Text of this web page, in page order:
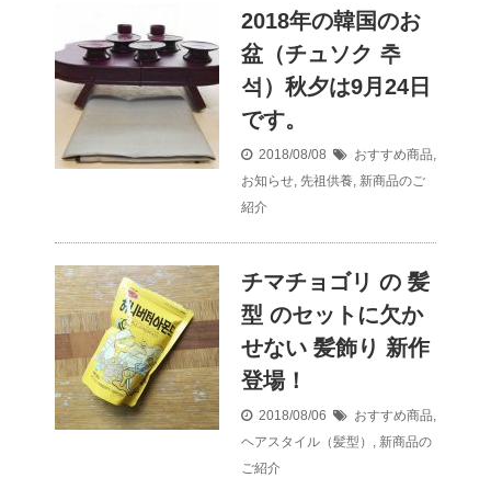
2018年の韓国のお
盆（チュソク 추
석）秋夕は9月24日
です。
2018/08/08 おすすめ商品,
お知らせ, 先祖供養, 新商品のご
紹介
チマチョゴリ の 髪
型 のセットに欠か
せない 髪飾り 新作
登場！
2018/08/06 おすすめ商品,
ヘアスタイル（髪型） , 新商品の
ご紹介